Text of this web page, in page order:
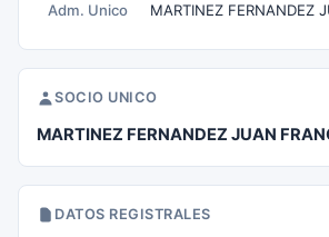
Adm. Unico MARTINEZ FERNANDEZ
SOCIO UNICO
MARTINEZ FERNANDEZ JUAN
DATOS REGISTRALES